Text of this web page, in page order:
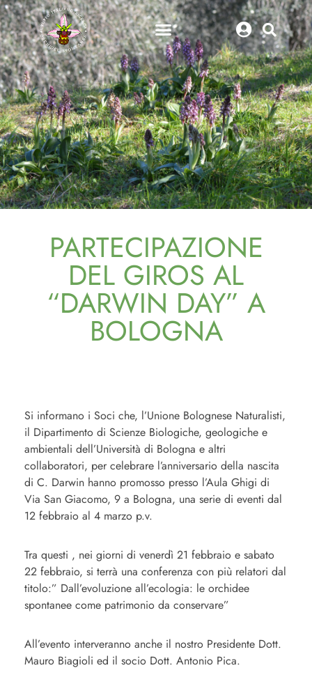
PARTECIPAZIONE
DEL GIROS AL
“DARWIN DAY” A
BOLOGNA
Si informano i Soci che, l’Unione Bolognese Naturalisti,
il Dipartimento di Scienze Biologiche, geologiche e
ambientali dell’Università di Bologna e altri
collaboratori, per celebrare l’anniversario della nascita
di C. Darwin hanno promosso presso l’Aula Ghigi di
Via San Giacomo, 9 a Bologna, una serie di eventi dal
12 febbraio al 4 marzo p.v.
Tra questi , nei giorni di venerdì 21 febbraio e sabato
22 febbraio, si terrà una conferenza con più relatori dal
titolo:” Dall’evoluzione all’ecologia: le orchidee
spontanee come patrimonio da conservare”
All’evento interveranno anche il nostro Presidente Dott.
Mauro Biagioli ed il socio Dott. Antonio Pica.